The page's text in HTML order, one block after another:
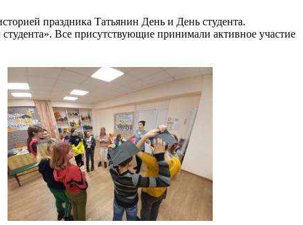
праздника Татьянин День и День студента.
Все присутствующие принимали активное участие